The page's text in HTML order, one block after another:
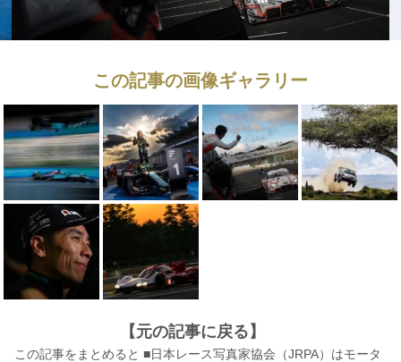
この記事の画像ギャラリー
【元の記事に戻る】
この記事をまとめると ■日本レース写真家協会（JRPA）はモータ